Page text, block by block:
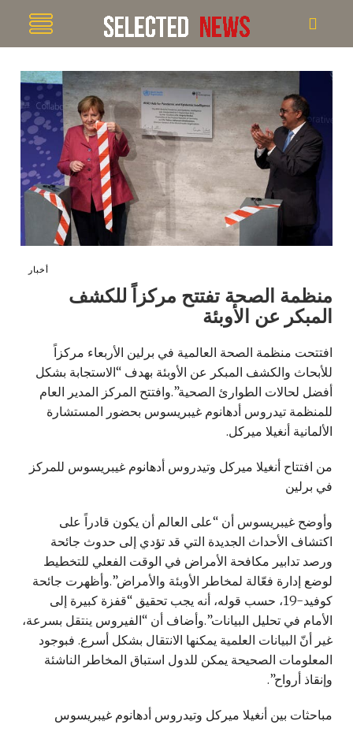
أخبار
منظمة الصحة تفتتح مركزاً للكشف
المبكر عن الأوبئة
افتتحت منظمة الصحة العالمية في برلين الأربعاء مركزاً
للأبحاث والكشف المبكر عن الأوبئة بهدف “الاستجابة بشكل
أفضل لحالات الطوارئ الصحية”.وافتتح المركز المدير العام
للمنظمة تيدروس أدهانوم غيبريسوس بحضور المستشارة
الألمانية أنغيلا ميركل.
من افتتاح أنغيلا ميركل وتيدروس أدهانوم غيبريسوس للمركز
في برلين
وأوضح غيبريسوس أن “على العالم أن يكون قادراً على
اكتشاف الأحداث الجديدة التي قد تؤدي إلى حدوث جائحة
ورصد تدابير مكافحة الأمراض في الوقت الفعلي للتخطيط
لوضع إدارة فعّالة لمخاطر الأوبئة والأمراض”.وأظهرت جائحة
كوفيد-19، حسب قوله، أنه يجب تحقيق “قفزة كبيرة إلى
الأمام في تحليل البيانات”.وأضاف أن “الفيروس ينتقل بسرعة،
غير أنّ البيانات العلمية يمكنها الانتقال بشكل أسرع. فبوجود
المعلومات الصحيحة يمكن للدول استباق المخاطر الناشئة
وإنقاذ أرواح”.
مباحثات بين أنغيلا ميركل وتيدروس أدهانوم غيبريسوس